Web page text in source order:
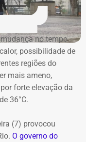
à Praça Mauá,
maratona de
longo do dia. O
a preços
Carlos Gomes,
do Espaço
ingressos para as
ele foi de novo
Secretaria
Humanos.
de 1º de janeiro.
no tempo
possibilidade de
regiões do
mais ameno,
forte elevação da
36°C.
(7) provocou
O governo do